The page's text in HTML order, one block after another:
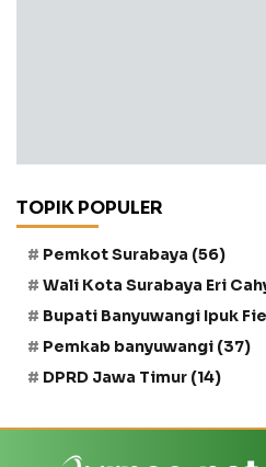
TOPIK POPULER
Pemkot Surabaya (56)
Wali Kota Surabaya Eri
Bupati Banyuwangi Ipuk
Pemkab banyuwangi (37)
DPRD Jawa Timur (14)